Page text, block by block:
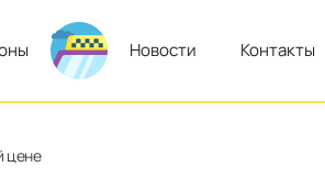
Новости Контакты
цене